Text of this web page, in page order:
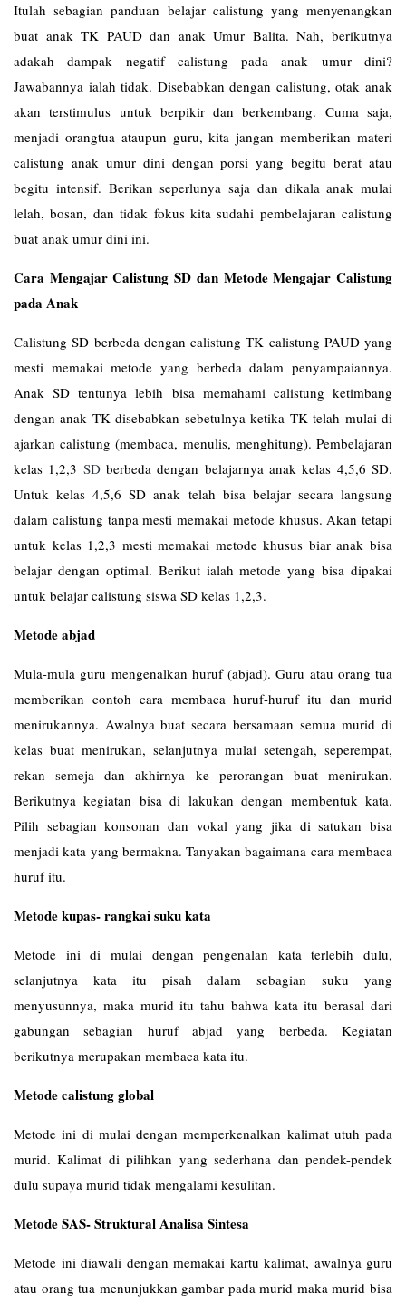
Itulah sebagian panduan belajar calistung yang menyenangkan
buat anak TK PAUD dan anak Umur Balita. Nah, berikutnya
adakah dampak negatif calistung pada anak umur dini?
Jawabannya ialah tidak. Disebabkan dengan calistung, otak anak
akan terstimulus untuk berpikir dan berkembang. Cuma saja,
menjadi orangtua ataupun guru, kita jangan memberikan materi
calistung anak umur dini dengan porsi yang begitu berat atau
begitu intensif. Berikan seperlunya saja dan dikala anak mulai
lelah, bosan, dan tidak fokus kita sudahi pembelajaran calistung
buat anak umur dini ini.
Cara Mengajar Calistung SD dan Metode Mengajar Calistung
pada Anak
Calistung SD berbeda dengan calistung TK calistung PAUD yang
mesti memakai metode yang berbeda dalam penyampaiannya.
Anak SD tentunya lebih bisa memahami calistung ketimbang
dengan anak TK disebabkan sebetulnya ketika TK telah mulai di
ajarkan calistung (membaca, menulis, menghitung). Pembelajaran
kelas 1,2,3 SDberbeda dengan belajarnya anak kelas 4,5,6 SD.
Untuk kelas 4,5,6 SD anak telah bisa belajar secara langsung
dalam calistung tanpa mesti memakai metode khusus. Akan tetapi
untuk kelas 1,2,3 mesti memakai metode khusus biar anak bisa
belajar dengan optimal. Berikut ialah metode yang bisa dipakai
untuk belajar calistung siswa SD kelas 1,2,3.
Metode abjad
Mula-mula guru mengenalkan huruf (abjad). Guru atau orang tua
memberikan contoh cara membaca huruf-huruf itu dan murid
menirukannya. Awalnya buat secara bersamaan semua murid di
kelas buat menirukan, selanjutnya mulai setengah, seperempat,
rekan semeja dan akhirnya ke perorangan buat menirukan.
Berikutnya kegiatan bisa di lakukan dengan membentuk kata.
Pilih sebagian konsonan dan vokal yang jika di satukan bisa
menjadi kata yang bermakna. Tanyakan bagaimana cara membaca
huruf itu.
Metode kupas- rangkai suku kata
Metode ini di mulai dengan pengenalan kata terlebih dulu,
selanjutnya kata itu pisah dalam sebagian suku yang
menyusunnya, maka murid itu tahu bahwa kata itu berasal dari
gabungan sebagian huruf abjad yang berbeda. Kegiatan
berikutnya merupakan membaca kata itu.
Metode calistung global
Metode ini di mulai dengan memperkenalkan kalimat utuh pada
murid. Kalimat di pilihkan yang sederhana dan pendek-pendek
dulu supaya murid tidak mengalami kesulitan.
Metode SAS- Struktural Analisa Sintesa
Metode ini diawali dengan memakai kartu kalimat, awalnya guru
atau orang tua menunjukkan gambar pada murid maka murid bisa